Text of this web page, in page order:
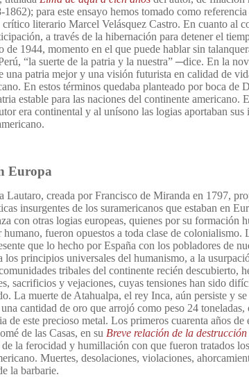
para este ensayo hemos tomado como referencia
literario Marcel Velásquez Castro. En cuanto al
a través de la hibernación para detener el
1944, momento en el que puede hablar sin
“la suerte de la patria y la nuestra” ─dice. En la
una patria mejor y una visión futurista en calidad de
En estos términos quedaba planteado por boca de
estable para las naciones del continente americano.
era continental y al unísono las logias aportaban sus
Europa
Lautaro, creada por Francisco de Miranda en 1797,
insurgentes de los suramericanos que estaban en
con otras logias europeas, quienes por su formación
fueron opuestos a toda clase de colonialismo.
que lo hecho por España con los pobladores de
los principios universales del humanismo, a la
tribales del continente recién descubierto,
sacrificios y vejaciones, cuyas tensiones han sido
La muerte de Atahualpa, el rey Inca, aún persiste y se
cantidad de oro que arrojó como peso 24 toneladas,
de este precioso metal. Los primeros cuarenta años de
de las Casas, en su Breve relación de la
la ferocidad y humillación con que fueron tratados
Muertes, desolaciones, violaciones,
la barbarie.